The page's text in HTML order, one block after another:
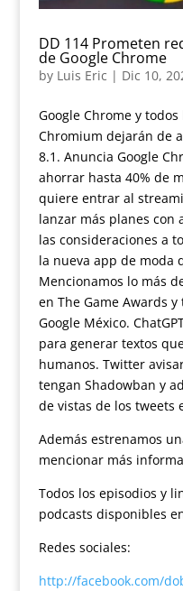
DD 114 Prometen
de Google Chrome
by Luis Eric | Dic 10,
Google Chrome y
Chromium dejarán de
8.1. Anuncia Google
ahorrar hasta 40% de
quiere entrar al
lanzar más planes con
las consideraciones a
la nueva app de moda
Mencionamos lo más
en The Game Awards
Google México.
para generar textos
humanos. Twitter
tengan Shadowban y
de vistas de los tweets
Además estrenamos
mencionar más
Todos los episodios y
podcasts disponibles
Redes sociales:
http://facebook.com/